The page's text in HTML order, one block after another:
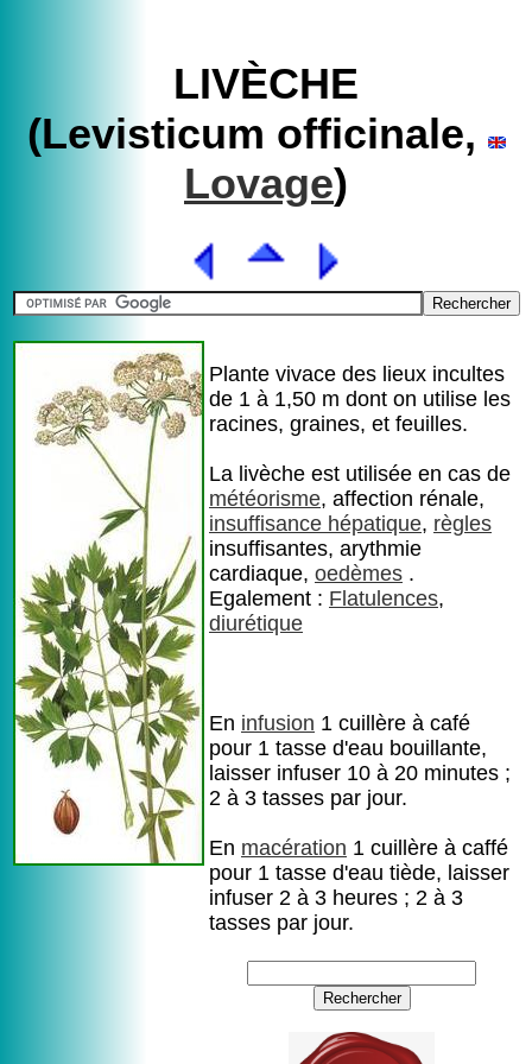
LIVÈCHE
(Levisticum officinale,
Lovage)
Plante vivace des lieux incultes
de 1 à 1,50 m dont on utilise les
racines, graines, et feuilles.
La livèche est utilisée en cas de
météorisme, affection rénale,
insuffisance hépatique, règles
insuffisantes, arythmie
cardiaque, oedèmes .
Egalement : Flatulences,
diurétique
En infusion 1 cuillère à café
pour 1 tasse d'eau bouillante,
laisser infuser 10 à 20 minutes ;
2 à 3 tasses par jour.
En macération 1 cuillère à caffé
pour 1 tasse d'eau tiède, laisser
infuser 2 à 3 heures ; 2 à 3
tasses par jour.